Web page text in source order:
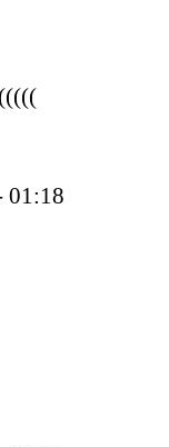
01:18